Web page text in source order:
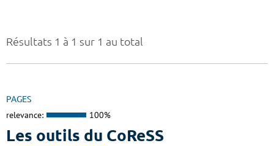
Résultats 1 à 1 sur 1 au total
PAGES
relevance: 100%
Les outils du CoReSS